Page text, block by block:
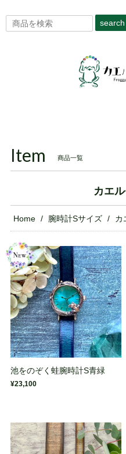
search
Item 商品一覧
カエ
Home 腕時計Sサイズ カ
池をのぞく蛙腕時計S青緑
¥23,100